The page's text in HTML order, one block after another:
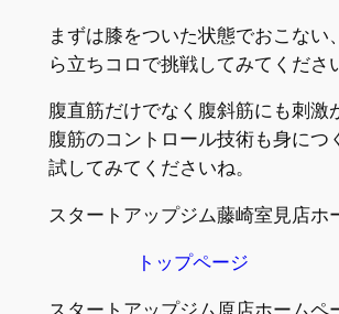
まずは膝をついた状態でおこない
ら立ちコロで挑戦してみてくださ
腹直筋だけでなく腹斜筋にも刺激
腹筋のコントロール技術も身につ
試してみてくださいね。
スタートアップジム藤崎室見店ホ
トップページ
スタートアップジム原店ホームペ